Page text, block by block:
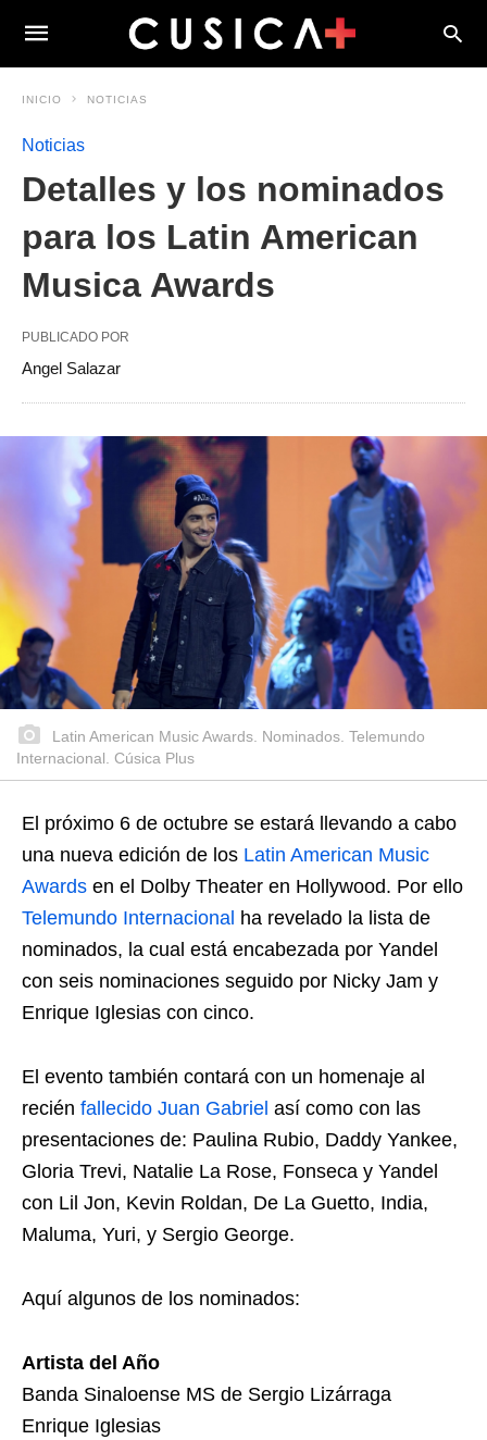
INICIO NOTICIAS
Noticias
Detalles y los nominados
para los Latin American
Musica Awards
PUBLICADO POR
Angel Salazar
Latin American Music Awards. Nominados. Telemundo
Internacional. Cúsica Plus
El próximo 6 de octubre se estará llevando a cabo
una nueva edición de los Latin American Music
Awards en el Dolby Theater en Hollywood. Por ello
Telemundo Internacional ha revelado la lista de
nominados, la cual está encabezada por Yandel
con seis nominaciones seguido por Nicky Jam y
Enrique Iglesias con cinco.
El evento también contará con un homenaje al
recién fallecido Juan Gabriel así como con las
presentaciones de: Paulina Rubio, Daddy Yankee,
Gloria Trevi, Natalie La Rose, Fonseca y Yandel
con Lil Jon, Kevin Roldan, De La Guetto, India,
Maluma, Yuri, y Sergio George.
Aquí algunos de los nominados:
Artista del Año
Banda Sinaloense MS de Sergio Lizárraga
Enrique Iglesias